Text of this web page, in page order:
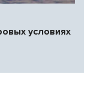
условиях